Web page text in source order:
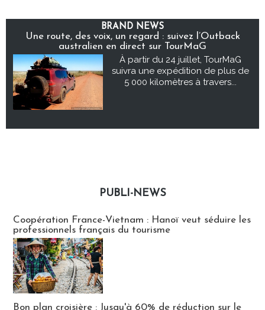
BRAND NEWS
Une route, des voix, un regard : suivez l’Outback
australien en direct sur TourMaG
À partir du 24 juillet, TourMaG
suivra une expédition de plus de
5 000 kilomètres à travers...
PUBLI-NEWS
Coopération France-Vietnam : Hanoï veut séduire les
professionnels français du tourisme
Bon plan croisière : Jusqu'à 60% de réduction sur le